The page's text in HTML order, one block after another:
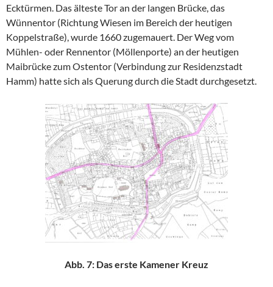
Ecktürmen. Das älteste Tor an der langen Brücke, das
Wünnentor (Richtung Wiesen im Bereich der heutigen
Koppelstraße), wurde 1660 zugemauert. Der Weg vom
Mühlen- oder Rennentor (Möllenporte) an der heutigen
Maibrücke zum Ostentor (Verbindung zur Residenzstadt
Hamm) hatte sich als Querung durch die Stadt durchgesetzt.
Abb. 7: Das erste Kamener Kreuz